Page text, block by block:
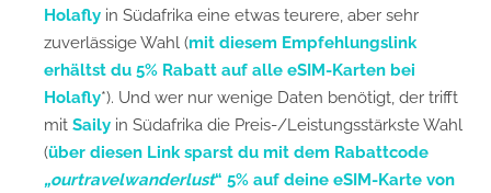
Holafly in Südafrika eine etwas teurere, aber sehr
zuverlässige Wahl (mit diesem Empfehlungslink
erhältst du 5% Rabatt auf alle eSIM-Karten bei
Holafly*). Und wer nur wenige Daten benötigt, der trifft
mit Saily in Südafrika die Preis-/Leistungsstärkste Wahl
(über diesen Link sparst du mit dem Rabattcode
„ourtravelwanderlust“ 5% auf deine eSIM-Karte von